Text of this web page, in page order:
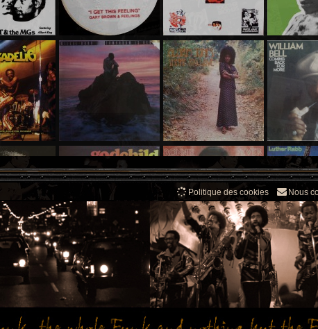
Novembre 2016 |
Nous
Politique des cookies